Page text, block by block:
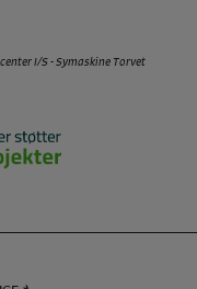
I/S - Symaskine Torvet